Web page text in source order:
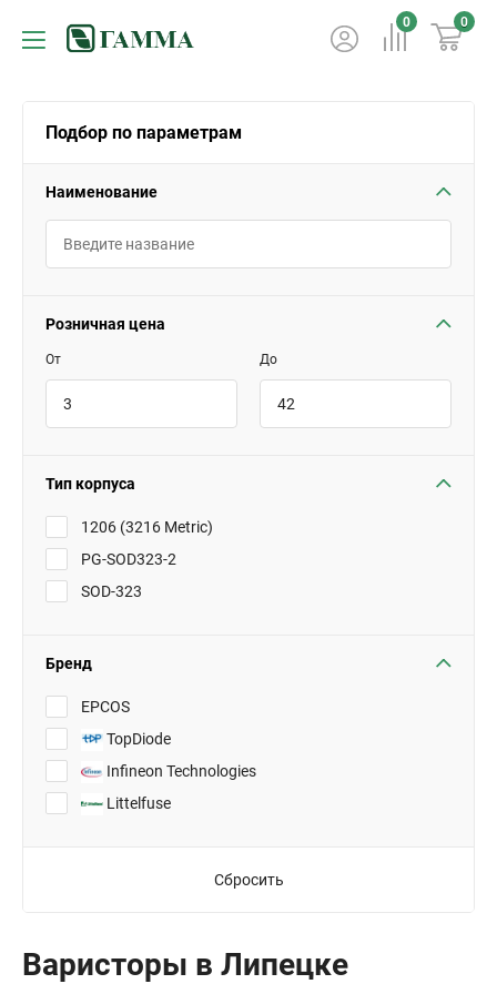
0 0
Подбор по параметрам
Наименование
Розничная цена
От До
Тип корпуса
1206 (3216 Metric)
PG-SOD323-2
SOD-323
Бренд
EPCOS
TopDiode
Infineon Technologies
Littelfuse
Сбросить
Варисторы в Липецке